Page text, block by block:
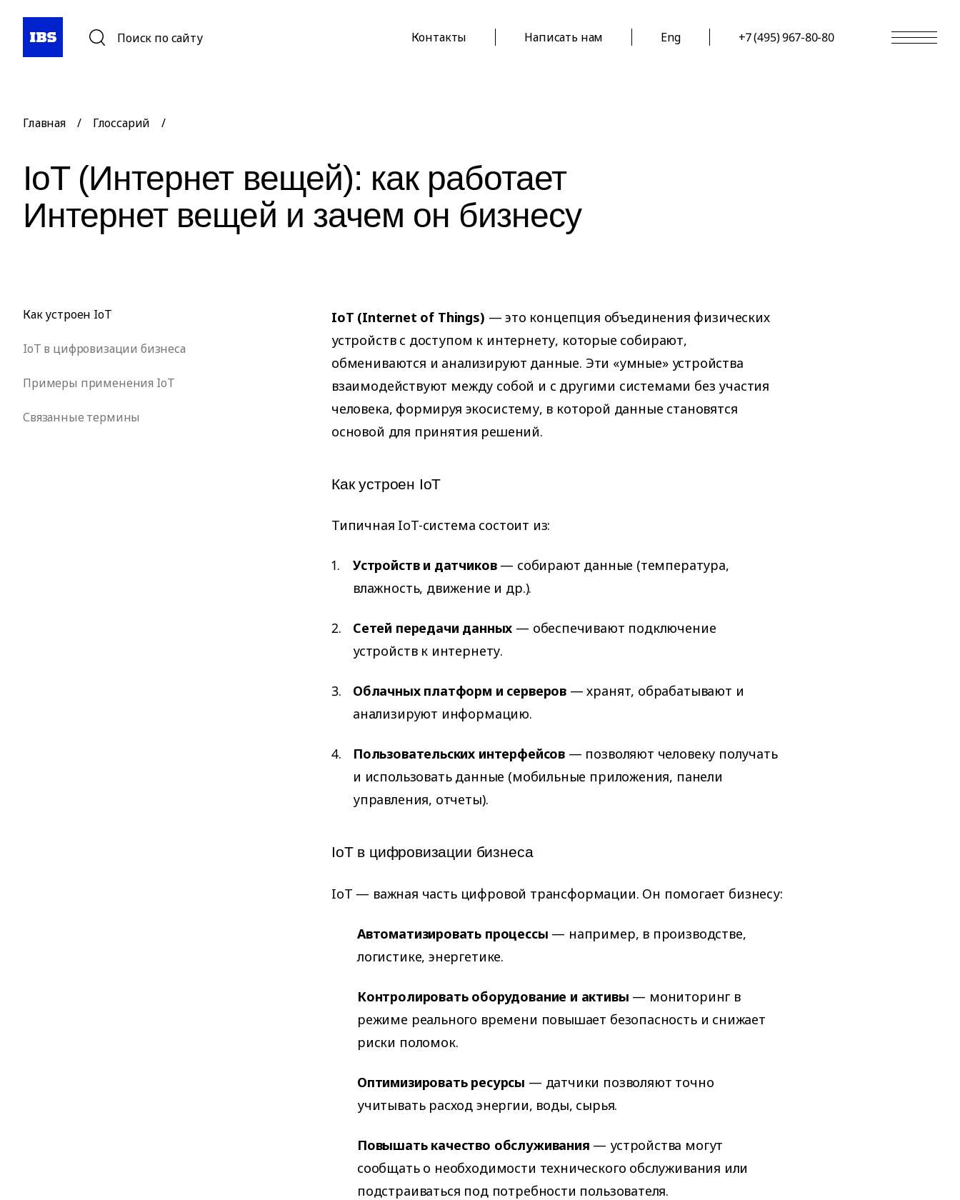
Поиск по сайту Контакты Написать нам Eng +7 (495) 967-80-80
Главная / Глоссарий /
IoT (Интернет вещей): как работает
Интернет вещей и зачем он бизнесу
Как устроен IoT
IoT в цифровизации бизнеса
Примеры применения IoT
Связанные термины
IoT (Internet of Things) — это концепция объединения физических
устройств с доступом к интернету, которые собирают,
обмениваются и анализируют данные. Эти «умные» устройства
взаимодействуют между собой и с другими системами без участия
человека, формируя экосистему, в которой данные становятся
основой для принятия решений.
Как устроен IoT
Типичная IoT-система состоит из:
Устройств и датчиков— собирают данные (температура,
влажность, движение и др.).
Сетей передачи данных — обеспечивают подключение
устройств к интернету.
Облачных платформ и серверов— хранят, обрабатывают и
анализируют информацию.
Пользовательских интерфейсов— позволяют человеку получать
и использовать данные (мобильные приложения, панели
управления, отчеты).
IoT в цифровизации бизнеса
IoT — важная часть цифровой трансформации. Он помогает бизнесу:
Автоматизировать процессы — например, в производстве,
логистике, энергетике.
Контролировать оборудование и активы — мониторинг в
режиме реального времени повышает безопасность и снижает
риски поломок.
Оптимизировать ресурсы — датчики позволяют точно
учитывать расход энергии, воды, сырья.
Повышать качество обслуживания — устройства могут
сообщать о необходимости технического обслуживания или
подстраиваться под потребности пользователя.